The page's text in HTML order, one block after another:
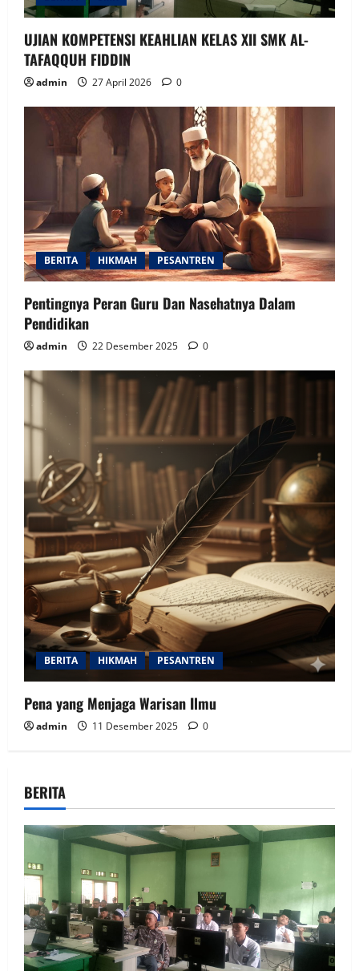
i
o
n
UJIAN KOMPETENSI KEAHLIAN KELAS XII SMK AL-
TAFAQQUH FIDDIN
admin 27 April 2026 0
BERITA HIKMAH PESANTREN
Pentingnya Peran Guru Dan Nasehatnya Dalam
Pendidikan
admin 22 Desember 2025 0
BERITA HIKMAH PESANTREN
Pena yang Menjaga Warisan Ilmu
admin 11 Desember 2025 0
BERITA